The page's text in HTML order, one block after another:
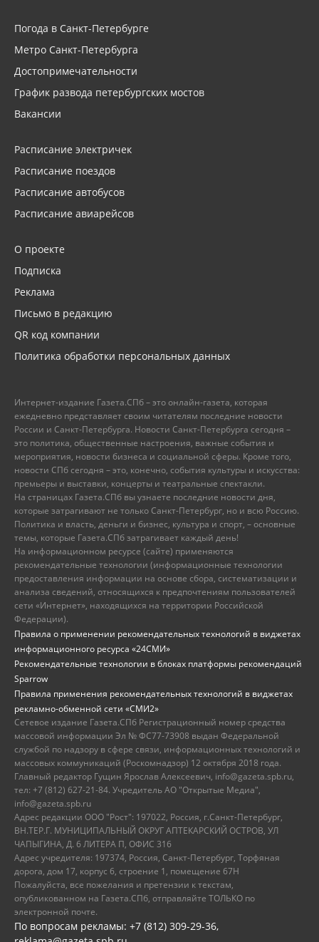
Погода в Санкт-Петербурге
Метро Санкт-Петербурга
Достопримечательности
График развода петербургских мостов
Вакансии
Расписание электричек
Расписание поездов
Расписание автобусов
Расписание авиарейсов
О проекте
Подписка
Реклама
Письмо в редакцию
QR код компании
Политика обработки персональных данных
Интернет-издание Газета.СПб – это онлайн-газета, которая
ежедневно представляет своим читателям последние новости
России и Санкт-Петербурга. Новости Санкт-Петербурга сегодня –
это политика, общественные настроения, важные события и
мероприятия, новости бизнеса и социальной сферы. Кроме того,
новости СПб сегодня – это, конечно, события культуры и искусства:
премьеры и выставки, концерты и театральные спектакли.
На страницах Газета.СПб вы узнаете последние новости дня,
которые затрагивают не только Санкт-Петербург, но и всю Россию.
Политика и власть, деньги и бизнес, культура и спорт, – основные
темы, которые Газета.СПб затрагивает каждый день!
На информационном ресурсе (сайте) применяются
рекомендательные технологии (информационные технологии
предоставления информации на основе сбора, систематизации и
анализа сведений, относящихся к предпочтениям пользователей
сети «Интернет», находящихся на территории Российской
Федерации).
Правила о применении рекомендательных технологий в виджетах
информационного ресурса «24СМИ»
Рекомендательные технологии в блоках платформы рекомендаций
Sparrow
Правила применения рекомендательных технологий в виджетах
рекламно-обменной сети «СМИ2»
Сетевое издание Газета.СПб Регистрационный номер средства
массовой информации Эл № ФС77-73908 выдан Федеральной
службой по надзору в сфере связи, информационных технологий и
массовых коммуникаций (Роскомнадзор) 12 октября 2018 года.
Главный редактор Гущин Ярослав Алексеевич, info@gazeta.spb.ru,
тел: +7 (812) 627-21-84. Учредитель АО "Открытые Медиа",
info@gazeta.spb.ru
Адрес редакции ООО "Рост": 197022, Россия, г.Санкт-Петербург,
ВН.ТЕР.Г. МУНИЦИПАЛЬНЫЙ ОКРУГ АПТЕКАРСКИЙ ОСТРОВ, УЛ
ЧАПЫГИНА, Д. 6 ЛИТЕРА П, ОФИС 316
Адрес учредителя: 197374, Россия, Санкт-Петербург, Торфяная
дорога, дом 17, корпус 6, строение 1, помещение 67Н
Пожалуйста, все пожелания и претензии к текстам,
опубликованном на Газета.СПб, отправляйте ТОЛЬКО по
электронной почте.
По вопросам рекламы: +7 (812) 309-29-36,